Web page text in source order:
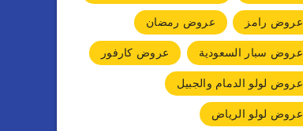
عروض رامز
عروض رمضان
عروض سبار السعودية
عروض كارفور
عروض لولو الدمام والجبيل
عروض لولو الرياض